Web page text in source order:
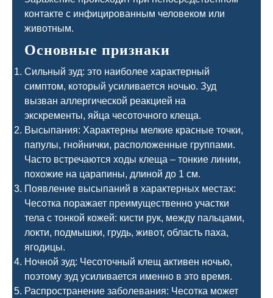
контакте с инфицированным человеком или
животным.
Основные признаки
Сильный зуд: это наиболее характерный
симптом, который усиливается ночью. Зуд
вызван аллергической реакцией на
экскременты, яйца чесоточного клеща.
Высыпания: Характерны мелкие красные точки,
папулы, гнойнички, расположенные группами.
Часто встречаются ходы клеща – тонкие линии,
похожие на царапины, длиной до 1 см.
Появление высыпаний в характерных местах:
Чесотка поражает преимущественно участки
тела с тонкой кожей: кисти рук, между пальцами,
локти, подмышки, грудь, живот, область паха,
ягодицы.
Ночной зуд: Чесоточный клещ активен ночью,
поэтому зуд усиливается именно в это время.
Распространение заболевания: Чесотка может